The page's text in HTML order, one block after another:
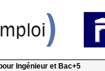
Ingénieur et Bac+5